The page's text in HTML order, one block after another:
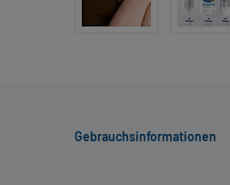
Gebrauchsinformationen